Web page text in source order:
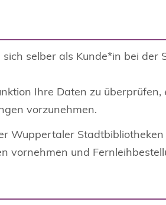
selber als Kunde*in bei
Ihre Daten zu
vorzunehmen.
Wuppertaler
vornehmen und